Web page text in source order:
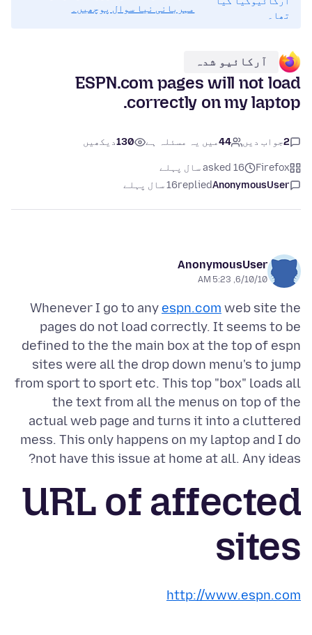
تھا۔
مہربانی نیا سوال پوچھیں۔
آرکائیو شدہ
ESPN.com pages will not load
correctly on my laptop.
2جواب دیں 44میں یہ مسئلہ ہے 130دیکھیں
Firefox
asked 16 سال پہلے
AnonymousUser
replied16 سال پہلے
AnonymousUser
6/10/10, 5:23 AM
Whenever I go to any espn.com web site the
pages do not load correctly. It seems to be
defined to the the main box at the top of espn
sites were all the drop down menu's to jump
from sport to sport etc. This top "box" loads all
the text from all the menus on top of the
actual web page and turns it into a cluttered
mess. This only happens on my laptop and I do
not have this issue at home at all. Any ideas?
URL of affected
sites
http://www.espn.com